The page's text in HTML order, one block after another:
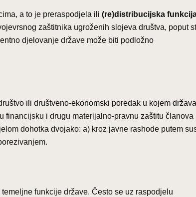
a to je preraspodjela ili (re)distribucijska
zaštitnika ugroženih slojeva društva, poput
djelovanje države može biti podložno
ili društveno-ekonomski poredak u kojem država
i drugu materijalno-pravnu zaštitu članova
dohotka dvojako: a) kroz javne rashode putem
funkcije države. Često se uz raspodjelu